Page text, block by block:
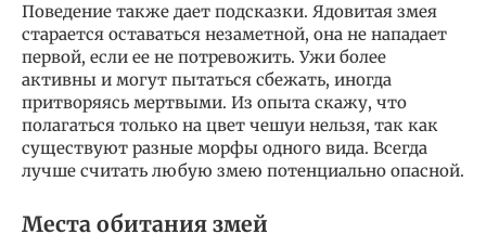
Поведение также дает подсказки. Ядовитая змея
старается оставаться незаметной, она не нападает
первой, если ее не потревожить. Ужи более
активны и могут пытаться сбежать, иногда
притворяясь мертвыми. Из опыта скажу, что
полагаться только на цвет чешуи нельзя, так как
существуют разные морфы одного вида. Всегда
лучше считать любую змею потенциально опасной.
Места обитания змей